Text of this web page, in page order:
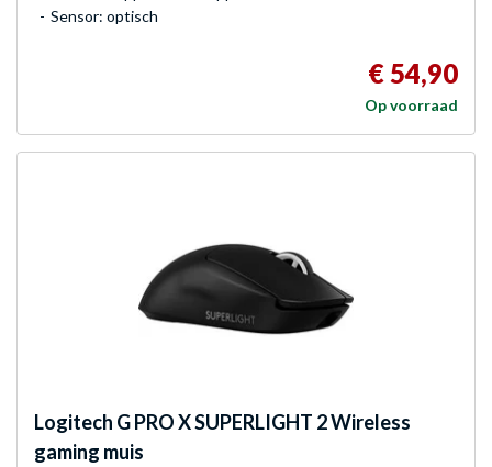
Sensor: optisch
€ 54,90
Op voorraad
Logitech GPRO X SUPERLIGHT 2 Wireless
gaming muis